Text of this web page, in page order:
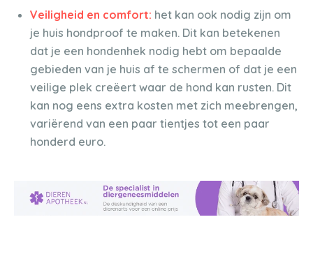
Veiligheid en comfort: het kan ook nodig zijn om
je huis hondproof te maken. Dit kan betekenen
dat je een hondenhek nodig hebt om bepaalde
gebieden van je huis af te schermen of dat je een
veilige plek creëert waar de hond kan rusten. Dit
kan nog eens extra kosten met zich meebrengen,
variërend van een paar tientjes tot een paar
honderd euro.